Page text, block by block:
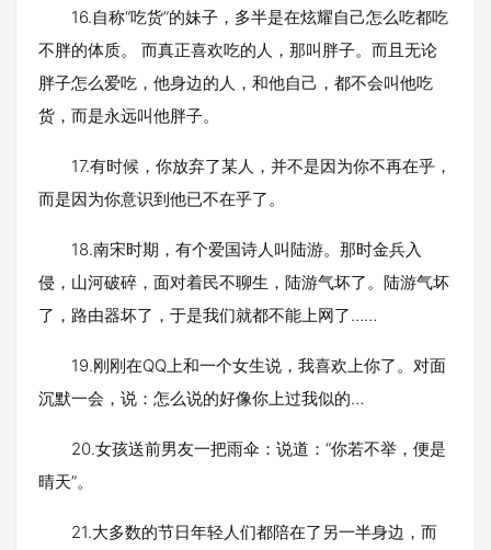
16.自称“吃货”的妹子，多半是在炫耀自己怎么吃都吃
不胖的体质。 而真正喜欢吃的人，那叫胖子。而且无论
胖子怎么爱吃，他身边的人，和他自己，都不会叫他吃
货，而是永远叫他胖子。
17.有时候，你放弃了某人，并不是因为你不再在乎，
而是因为你意识到他已不在乎了。
18.南宋时期，有个爱国诗人叫陆游。那时金兵入
侵，山河破碎，面对着民不聊生，陆游气坏了。陆游气坏
了，路由器坏了，于是我们就都不能上网了……
19.刚刚在QQ上和一个女生说，我喜欢上你了。对面
沉默一会，说：怎么说的好像你上过我似的…
20.女孩送前男友一把雨伞：说道：“你若不举，便是
晴天”。
21.大多数的节日年轻人们都陪在了另一半身边，而